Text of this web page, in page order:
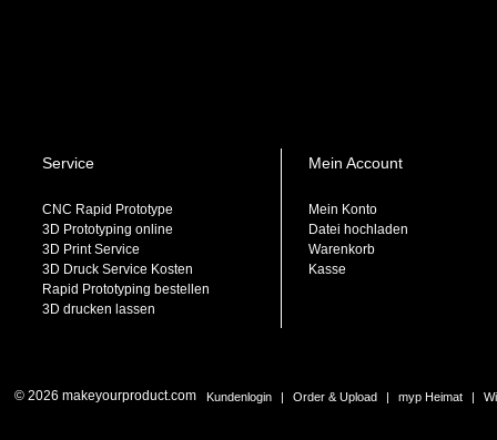
Service
CNC Rapid Prototype
3D Prototyping online
3D Print Service
3D Druck Service Kosten
Rapid Prototyping bestellen
3D drucken lassen
Mein Account
Mein Konto
Datei hochladen
Warenkorb
Kasse
© 2026 makeyourproduct.com Kundenlogin | Order & Upload | myp Heimat |